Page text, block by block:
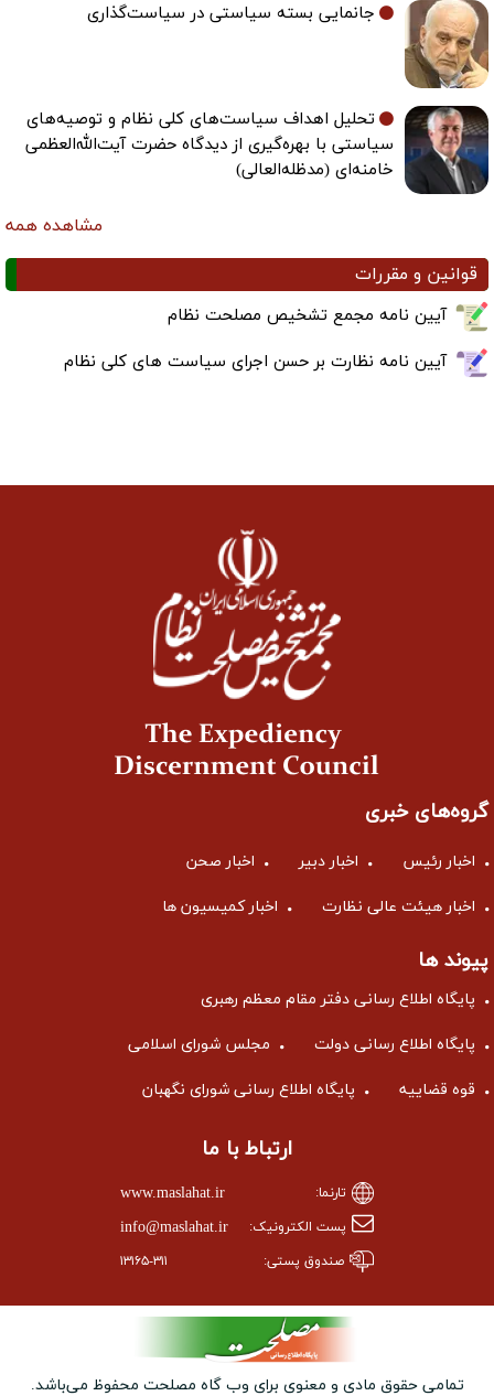
جانمایی بسته سیاستی در سیاست‌گذاری
تحلیل اهداف سیاست‌های کلی نظام و توصیه‌های
سیاستی با بهره‌گیری از دیدگاه حضرت آیت‌الله‌العظمی
خامنه‌ای (مدظله‌العالی)
مشاهده همه
قوانین و مقررات
آیین نامه مجمع تشخیص مصلحت نظام
آیین نامه نظارت بر حسن اجرای سیاست های کلی نظام
گروه‌های خبری
اخبار رئیس اخبار دبیر اخبار صحن
اخبار هیئت عالی نظارت اخبار کمیسیون ها
پیوند ها
پایگاه اطلاع رسانی دفتر مقام معظم رهبری
پایگاه اطلاع رسانی دولت مجلس شورای اسلامی
قوه قضاییه پایگاه اطلاع رسانی شورای نگهبان
ارتباط با ما
تارنما: www.maslahat.ir
پست الکترونیک: info@maslahat.ir
صندوق پستی: ۱۳۱۶۵-۳۱۱
تمامی حقوق مادی و معنوی برای وب ‌گاه مصلحت محفوظ می‌باشد.